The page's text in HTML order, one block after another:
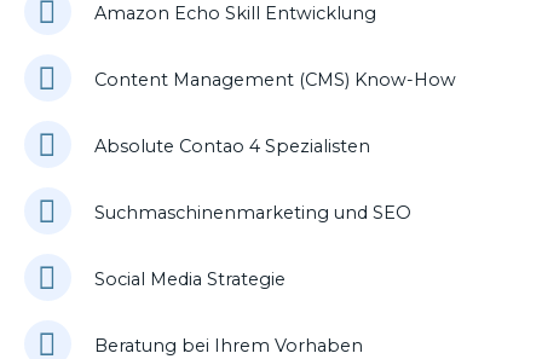
Amazon Echo Skill Entwicklung
Content Management (CMS) Know-How
Absolute Contao 4 Spezialisten
Suchmaschinenmarketing und SEO
Social Media Strategie
Beratung bei Ihrem Vorhaben